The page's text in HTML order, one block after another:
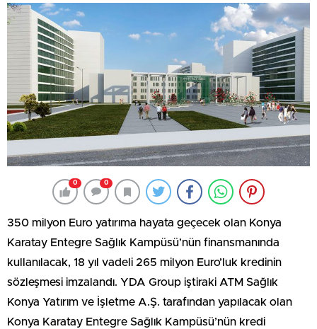
0 0
350 milyon Euro yatırıma hayata geçecek olan Konya
Karatay Entegre Sağlık Kampüsü’nün finansmanında
kullanılacak, 18 yıl vadeli 265 milyon Euro’luk kredinin
sözleşmesi imzalandı. YDA Group iştiraki ATM Sağlık
Konya Yatırım ve İşletme A.Ş. tarafından yapılacak olan
Konya Karatay Entegre Sağlık Kampüsü’nün kredi